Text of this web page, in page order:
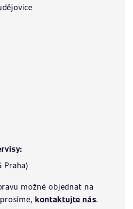
Praha)
možné objednat na
kontaktujte nás.